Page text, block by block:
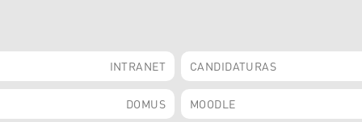
INTRANET CANDIDATURAS
DOMUS MOODLE